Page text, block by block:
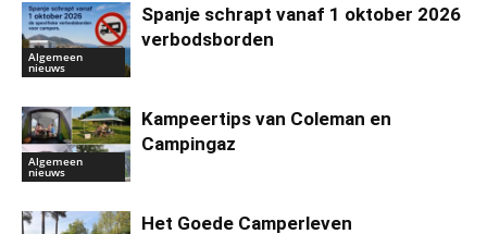
Algemeen
nieuws
Spanje schrapt vanaf 1 oktober 2026
verbodsborden
Algemeen
nieuws
Kampeertips van Coleman en
Campingaz
Het Goede Camperleven